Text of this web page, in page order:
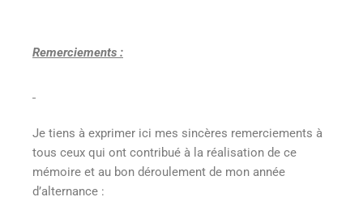
Remerciements :
Je tiens à exprimer ici mes sincères remerciements à
tous ceux qui ont contribué à la réalisation de ce
mémoire et au bon déroulement de mon année
d’alternance :